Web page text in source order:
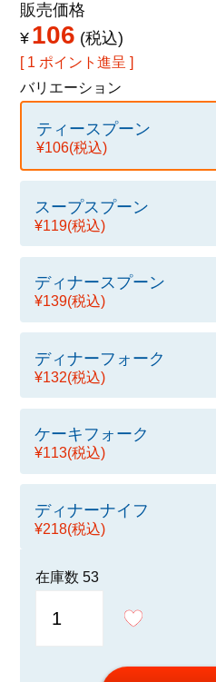
販売価格
¥ 106 税込
1 ポイント進呈 ]
バリエーション
ティースプーン
¥106(税込)
スープスプーン
¥119(税込)
ディナースプーン
¥139(税込)
ディナーフォーク
¥132(税込)
ケーキフォーク
¥113(税込)
ディナーナイフ
¥218(税込)
在庫数 53